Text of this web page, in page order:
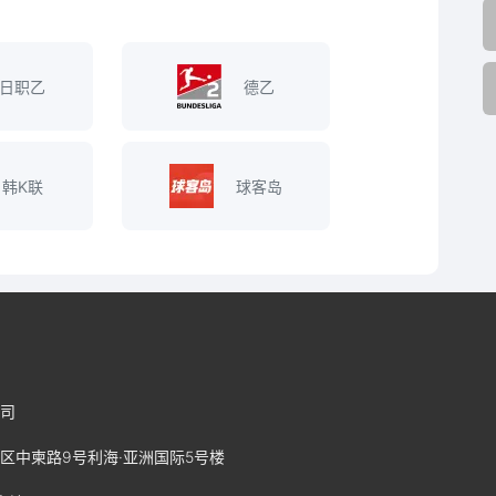
日职乙 德乙
韩K联 球客岛
中柬路9号利海·亚洲国际5号楼